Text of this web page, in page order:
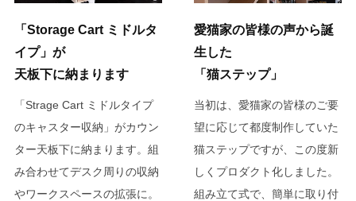
「Storage Cart ミドルタ
イプ」が
天板下に納まります
「Strage Cart ミドルタイプ
のキャスター収納」がカウン
ター天板下に納まります。組
み合わせてデスク周りの収納
やワークスペースの拡張に。
愛猫家の皆様の声から誕
生した
「猫ステップ」
当初は、愛猫家の皆様のご要
望に応じて都度制作していた
猫ステップですが、この度新
しくプロダクト化しました。
組み立て式で、簡単に取り付